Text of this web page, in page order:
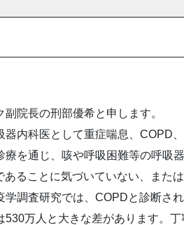
院長の刑部優希と申します。
器内科医として重症喘息、COPD
療を通じ、咳や呼吸困難等の呼吸
あることに気づいていない、また
学調査研究では、COPDと診断さ
530万人と大きな差があります。